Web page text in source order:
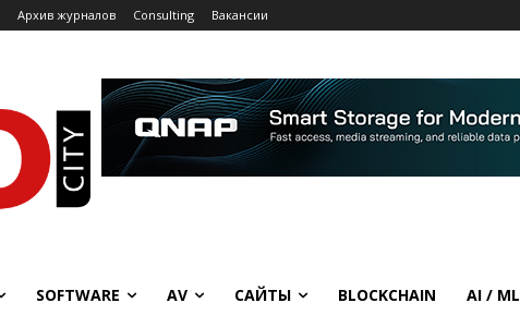
Архив журналов Consulting Вакансии
SOFTWARE AV САЙТЫ BLOCKCHAIN AI / ML